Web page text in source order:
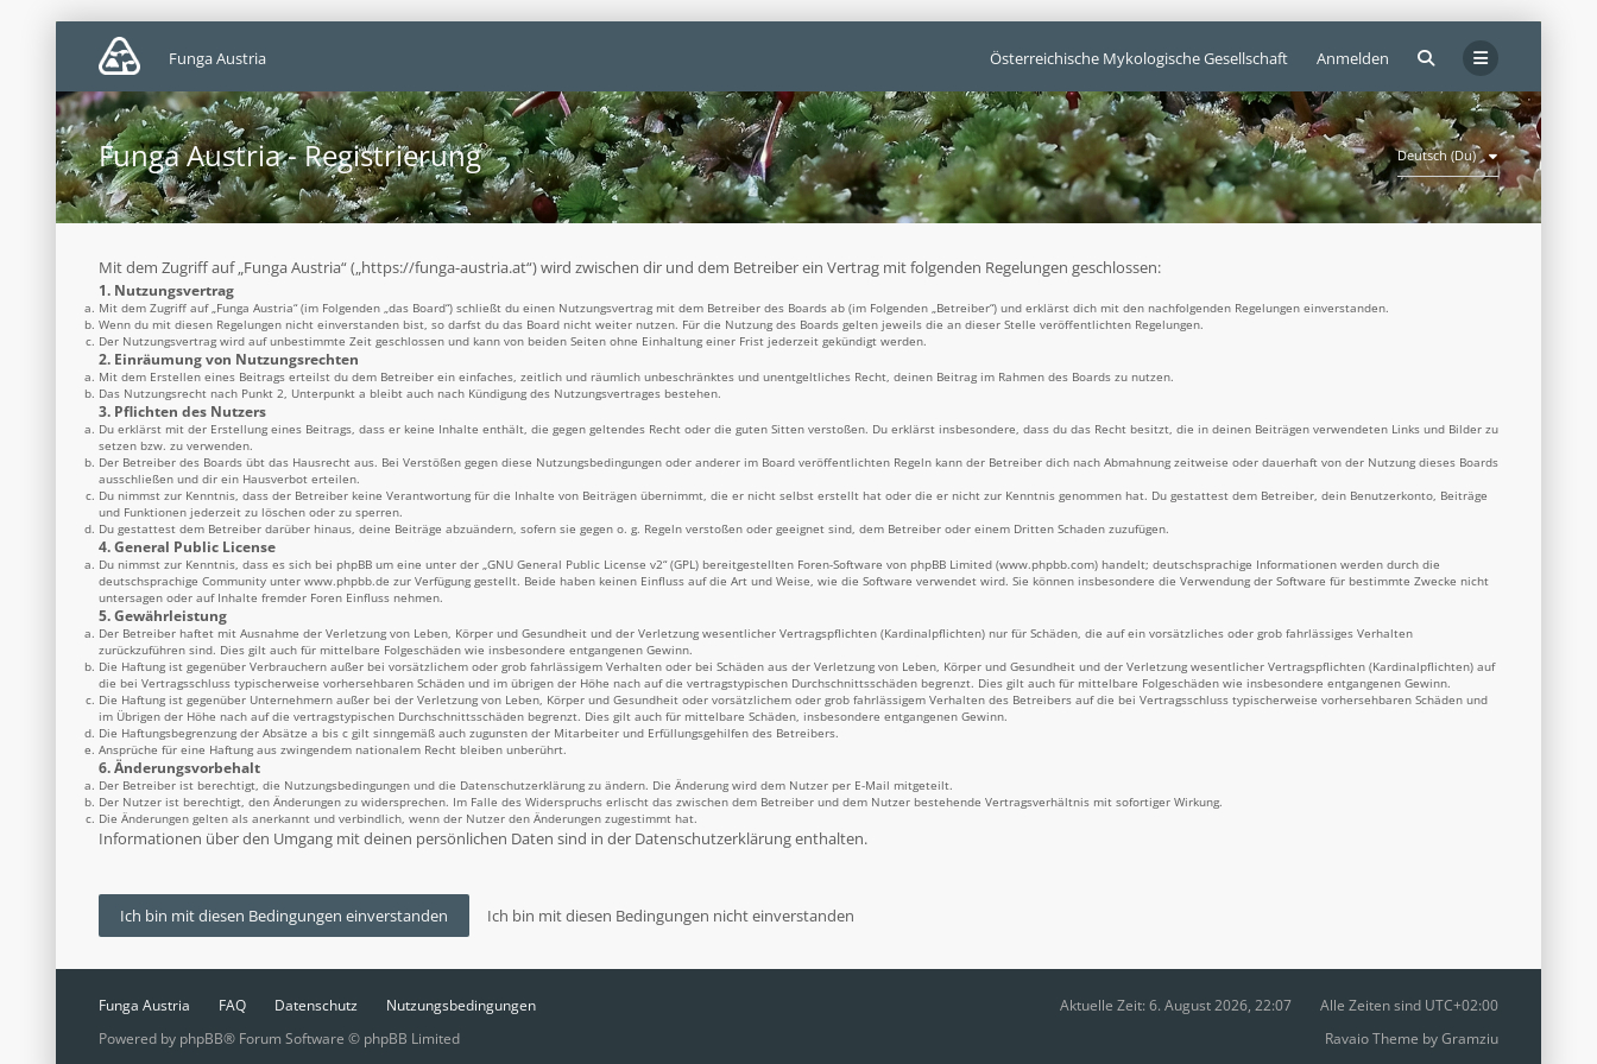
Österreichische Mykologische Gesellschaft Anmelden
Funga Austria
Funga Austria - Registrierung Deutsch (Du)
Mit dem Zugriff auf „Funga Austria“ („https://funga-austria.at“) wird zwischen dir und dem Betreiber ein Vertrag mit folgenden Regelungen geschlossen:
1. Nutzungsvertrag
Mit dem Zugriff auf „Funga Austria“ (im Folgenden „das Board“) schließt du einen Nutzungsvertrag mit dem Betreiber des Boards ab (im Folgenden „Betreiber“) und erklärst dich mit den nachfolgenden Regelungen einverstanden.
Wenn du mit diesen Regelungen nicht einverstanden bist, so darfst du das Board nicht weiter nutzen. Für die Nutzung des Boards gelten jeweils die an dieser Stelle veröffentlichten Regelungen.
Der Nutzungsvertrag wird auf unbestimmte Zeit geschlossen und kann von beiden Seiten ohne Einhaltung einer Frist jederzeit gekündigt werden.
2. Einräumung von Nutzungsrechten
Mit dem Erstellen eines Beitrags erteilst du dem Betreiber ein einfaches, zeitlich und räumlich unbeschränktes und unentgeltliches Recht, deinen Beitrag im Rahmen des Boards zu nutzen.
Das Nutzungsrecht nach Punkt 2, Unterpunkt a bleibt auch nach Kündigung des Nutzungsvertrages bestehen.
3. Pflichten des Nutzers
Du erklärst mit der Erstellung eines Beitrags, dass er keine Inhalte enthält, die gegen geltendes Recht oder die guten Sitten verstoßen. Du erklärst insbesondere, dass du das Recht besitzt, die in deinen Beiträgen verwendeten Links und Bilder zu
setzen bzw. zu verwenden.
Der Betreiber des Boards übt das Hausrecht aus. Bei Verstößen gegen diese Nutzungsbedingungen oder anderer im Board veröffentlichten Regeln kann der Betreiber dich nach Abmahnung zeitweise oder dauerhaft von der Nutzung dieses Boards
ausschließen und dir ein Hausverbot erteilen.
Du nimmst zur Kenntnis, dass der Betreiber keine Verantwortung für die Inhalte von Beiträgen übernimmt, die er nicht selbst erstellt hat oder die er nicht zur Kenntnis genommen hat. Du gestattest dem Betreiber, dein Benutzerkonto, Beiträge
und Funktionen jederzeit zu löschen oder zu sperren.
Du gestattest dem Betreiber darüber hinaus, deine Beiträge abzuändern, sofern sie gegen o. g. Regeln verstoßen oder geeignet sind, dem Betreiber oder einem Dritten Schaden zuzufügen.
4. General Public License
Du nimmst zur Kenntnis, dass es sich bei phpBB um eine unter der „GNU General Public License v2“ (GPL) bereitgestellten Foren-Software von phpBB Limited (www.phpbb.com) handelt; deutschsprachige Informationen werden durch die
deutschsprachige Community unter www.phpbb.de zur Verfügung gestellt. Beide haben keinen Einfluss auf die Art und Weise, wie die Software verwendet wird. Sie können insbesondere die Verwendung der Software für bestimmte Zwecke nicht
untersagen oder auf Inhalte fremder Foren Einfluss nehmen.
5. Gewährleistung
Der Betreiber haftet mit Ausnahme der Verletzung von Leben, Körper und Gesundheit und der Verletzung wesentlicher Vertragspflichten (Kardinalpflichten) nur für Schäden, die auf ein vorsätzliches oder grob fahrlässiges Verhalten
zurückzuführen sind. Dies gilt auch für mittelbare Folgeschäden wie insbesondere entgangenen Gewinn.
Die Haftung ist gegenüber Verbrauchern außer bei vorsätzlichem oder grob fahrlässigem Verhalten oder bei Schäden aus der Verletzung von Leben, Körper und Gesundheit und der Verletzung wesentlicher Vertragspflichten (Kardinalpflichten) auf
die bei Vertragsschluss typischerweise vorhersehbaren Schäden und im übrigen der Höhe nach auf die vertragstypischen Durchschnittsschäden begrenzt. Dies gilt auch für mittelbare Folgeschäden wie insbesondere entgangenen Gewinn.
Die Haftung ist gegenüber Unternehmern außer bei der Verletzung von Leben, Körper und Gesundheit oder vorsätzlichem oder grob fahrlässigem Verhalten des Betreibers auf die bei Vertragsschluss typischerweise vorhersehbaren Schäden und
im Übrigen der Höhe nach auf die vertragstypischen Durchschnittsschäden begrenzt. Dies gilt auch für mittelbare Schäden, insbesondere entgangenen Gewinn.
Die Haftungsbegrenzung der Absätze a bis c gilt sinngemäß auch zugunsten der Mitarbeiter und Erfüllungsgehilfen des Betreibers.
Ansprüche für eine Haftung aus zwingendem nationalem Recht bleiben unberührt.
6. Änderungsvorbehalt
Der Betreiber ist berechtigt, die Nutzungsbedingungen und die Datenschutzerklärung zu ändern. Die Änderung wird dem Nutzer per E-Mail mitgeteilt.
Der Nutzer ist berechtigt, den Änderungen zu widersprechen. Im Falle des Widerspruchs erlischt das zwischen dem Betreiber und dem Nutzer bestehende Vertragsverhältnis mit sofortiger Wirkung.
Die Änderungen gelten als anerkannt und verbindlich, wenn der Nutzer den Änderungen zugestimmt hat.
Informationen über den Umgang mit deinen persönlichen Daten sind in der Datenschutzerklärung enthalten.
Funga Austria FAQ Datenschutz Nutzungsbedingungen Alle Zeiten sind UTC+02:00
Aktuelle Zeit: 6. August 2026, 22:07
Powered by phpBB® Forum Software © phpBB Limited Ravaio Theme byGramziu